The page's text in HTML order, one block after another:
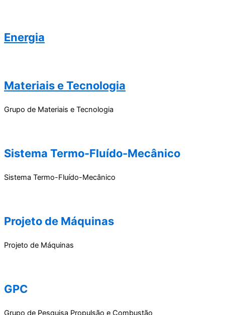
Energia
Materiais e Tecnologia
Grupo de Materiais e Tecnologia
Sistema Termo-Fluído-Mecânico
Sistema Termo-Fluído-Mecânico
Projeto de Máquinas
Projeto de Máquinas
GPC
Grupo de Pesquisa Propulsão e Combustão